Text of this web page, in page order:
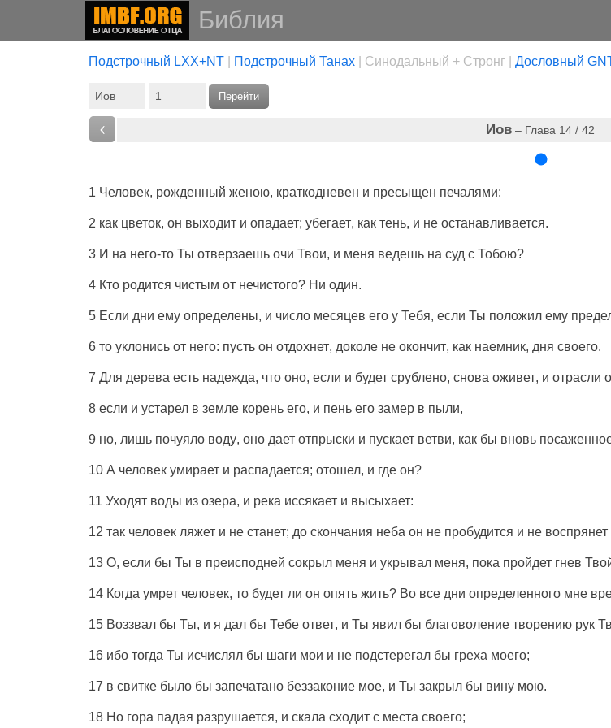
Библия
Подстрочный LXX+NT| Подстрочный Танах| Cинодальный + Стронг| Дословный
Перейти
‹ Иов – Глава 14 / 42
1 Человек, рожденный женою, краткодневен и пресыщен печалями:
2 как цветок, он выходити опадает; убегает, как тень, и не останавливается.
3 И на него-то Ты отверзаешь очи Твои, и меня ведешьна суд с Тобою?
4 Кто родится чистым от нечистого? Ни один.
5 Если дни ему определены, и число месяцев его у Тебя, если Ты положилему
6 то уклонисьот него: пусть он отдохнет, доколе не окончит, как наемник, дня своего.
7 Для дерева есть надежда, что оно, если и будет срублено, снова оживет, и отрасли
8 если и устарелв земле кореньего, и пеньего замерв пыли,
9 но, лишь почуяло воду, оно дает отпрыски и пускает ветви, как бы вновь
10 А человек умираети распадается; отошел, и где он?
11 Уходят воды из озера, и река иссякаети высыхает:
12 так человек ляжети не станет; до скончания неба он не пробудится и не воспрянет
13 О, если бы Ты в преисподней сокрылменя и укрывалменя, пока пройдет гнев
14 Когда умрет человек, то будетли он опять жить? Во все дни определенного мне
15 Воззвалбы Ты, и я далбы Тебе ответ, и Ты явилбы благоволение творению рук
16 ибо тогда Ты исчислялбы шаги мои и не подстерегалбы греха моего;
17 в свиткебыло бы запечатано беззакониемое, и Ты закрылбы винумою.
18 Но гора падая разрушается, и скала сходитс места своего;